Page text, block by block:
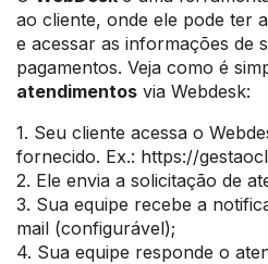
ao cliente, onde ele pode ter
e acessar as informações de
pagamentos. Veja como é
atendimentos via Webdesk:
1. Seu cliente acessa o
fornecido. Ex.: https://
2. Ele envia a solicitação de
3. Sua equipe recebe a
mail (configurável);
4. Sua equipe responde o